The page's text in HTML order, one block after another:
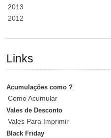
2013
2012
Links
Acumulações como ?
Como Acumular
Vales de Desconto
Vales Para Imprimir
Black Friday